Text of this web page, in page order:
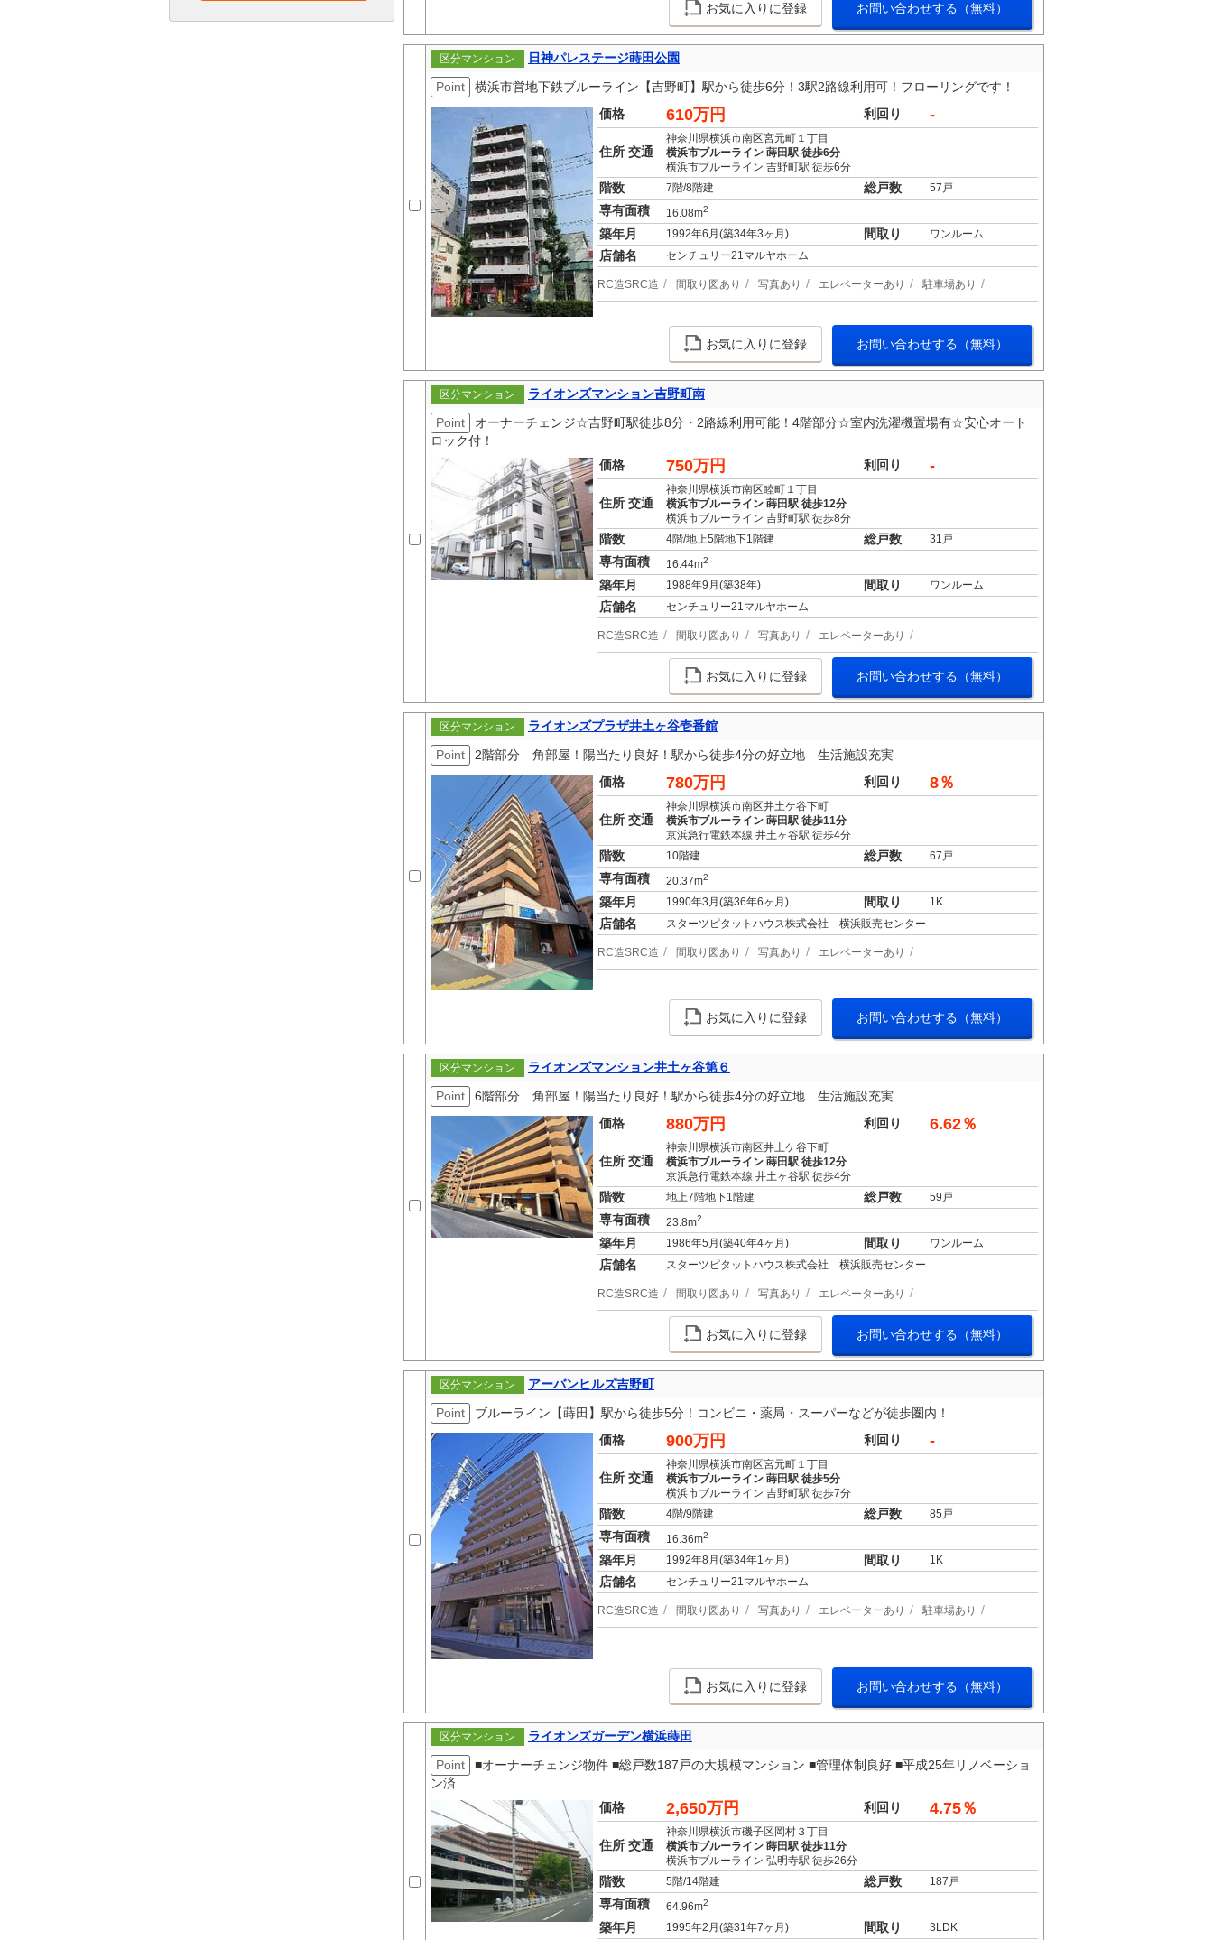
お気に入りに登録 お問い合わせする（無料）
区分マンション
日神パレステージ蒔田公園
Point
横浜市営地下鉄ブルーライン【吉野町】駅から徒歩6分！3駅2路線利用可！フローリングです！
価格
610万円 利回り -
住所 交通
神奈川県横浜市南区宮元町１丁目
横浜市ブルーライン 蒔田駅 徒歩6分
横浜市ブルーライン 吉野町駅 徒歩6分
階数 7階/8階建 総戸数 57戸
専有面積 16.08m2
築年月 1992年6月(築34年3ヶ月) 間取り ワンルーム
店舗名 センチュリー21マルヤホーム
RC造SRC造 間取り図あり 写真あり エレベーターあり 駐車場あり
お気に入りに登録 お問い合わせする（無料）
区分マンション
ライオンズマンション吉野町南
Point
オーナーチェンジ☆吉野町駅徒歩8分・2路線利用可能！4階部分☆室内洗濯機置場有☆安心オート
ロック付！
価格
750万円 利回り -
住所 交通
神奈川県横浜市南区睦町１丁目
横浜市ブルーライン 蒔田駅 徒歩12分
横浜市ブルーライン 吉野町駅 徒歩8分
階数 4階/地上5階地下1階建 総戸数 31戸
専有面積 16.44m2
築年月 1988年9月(築38年) 間取り ワンルーム
店舗名 センチュリー21マルヤホーム
RC造SRC造 間取り図あり 写真あり エレベーターあり
お気に入りに登録 お問い合わせする（無料）
区分マンション
ライオンズプラザ井土ヶ谷壱番館
Point
2階部分 角部屋！陽当たり良好！駅から徒歩4分の好立地 生活施設充実
価格
780万円 利回り 8％
住所 交通
神奈川県横浜市南区井土ケ谷下町
横浜市ブルーライン 蒔田駅 徒歩11分
京浜急行電鉄本線 井土ヶ谷駅 徒歩4分
階数 10階建 総戸数 67戸
専有面積 20.37m2
築年月 1990年3月(築36年6ヶ月) 間取り 1K
店舗名 スターツピタットハウス株式会社 横浜販売センター
RC造SRC造 間取り図あり 写真あり エレベーターあり
お気に入りに登録 お問い合わせする（無料）
区分マンション
ライオンズマンション井土ヶ谷第６
Point
6階部分 角部屋！陽当たり良好！駅から徒歩4分の好立地 生活施設充実
価格
880万円 利回り 6.62％
住所 交通
神奈川県横浜市南区井土ケ谷下町
横浜市ブルーライン 蒔田駅 徒歩12分
京浜急行電鉄本線 井土ヶ谷駅 徒歩4分
階数 地上7階地下1階建 総戸数 59戸
専有面積 23.8m2
築年月 1986年5月(築40年4ヶ月) 間取り ワンルーム
店舗名 スターツピタットハウス株式会社 横浜販売センター
RC造SRC造 間取り図あり 写真あり エレベーターあり
お気に入りに登録 お問い合わせする（無料）
区分マンション
アーバンヒルズ吉野町
Point
ブルーライン【蒔田】駅から徒歩5分！コンビニ・薬局・スーパーなどが徒歩圏内！
価格
900万円 利回り -
住所 交通
神奈川県横浜市南区宮元町１丁目
横浜市ブルーライン 蒔田駅 徒歩5分
横浜市ブルーライン 吉野町駅 徒歩7分
階数 4階/9階建 総戸数 85戸
専有面積 16.36m2
築年月 1992年8月(築34年1ヶ月) 間取り 1K
店舗名 センチュリー21マルヤホーム
RC造SRC造 間取り図あり 写真あり エレベーターあり 駐車場あり
お気に入りに登録 お問い合わせする（無料）
区分マンション
ライオンズガーデン横浜蒔田
Point
■オーナーチェンジ物件 ■総戸数187戸の大規模マンション ■管理体制良好 ■平成25年リノベーショ
ン済
価格
2,650万円 利回り 4.75％
住所 交通
神奈川県横浜市磯子区岡村３丁目
横浜市ブルーライン 蒔田駅 徒歩11分
横浜市ブルーライン 弘明寺駅 徒歩26分
階数 5階/14階建 総戸数 187戸
専有面積 64.96m2
築年月 1995年2月(築31年7ヶ月) 間取り 3LDK